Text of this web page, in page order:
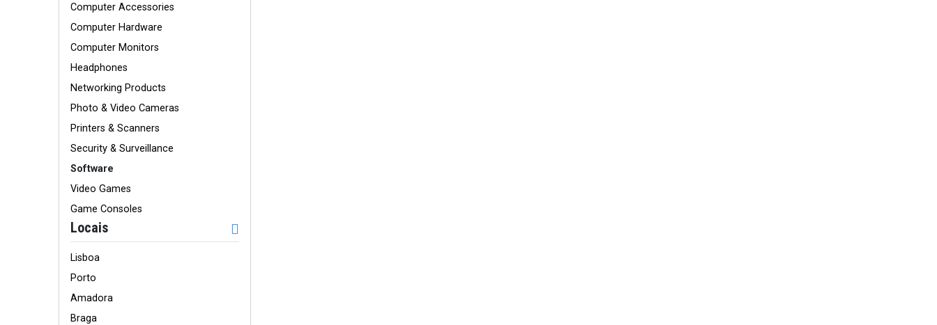
Computer Accessories
Computer Hardware
Computer Monitors
Headphones
Networking Products
Photo & Video Cameras
Printers & Scanners
Security & Surveillance
Software
Video Games
Game Consoles
Locais
Lisboa
Porto
Amadora
Braga